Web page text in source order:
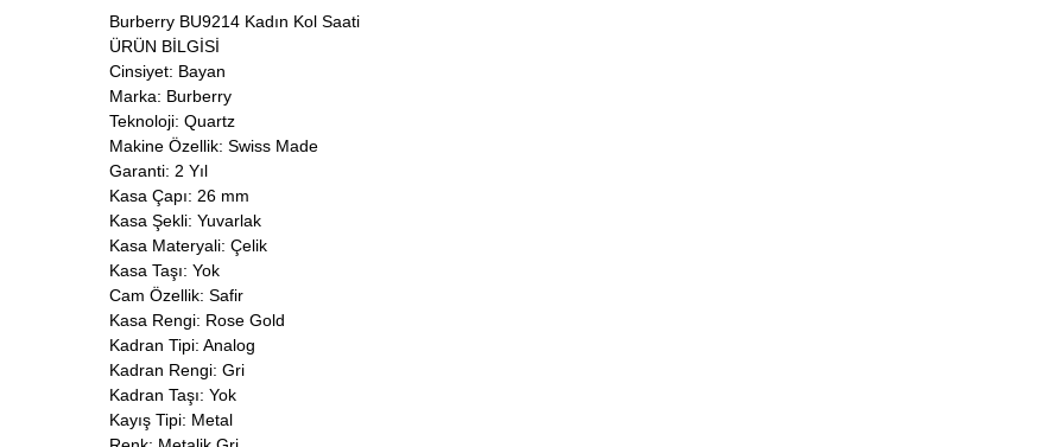
Burberry BU9214 Kadın Kol Saati
ÜRÜN BİLGİSİ
Cinsiyet: Bayan
Marka: Burberry
Teknoloji: Quartz
Makine Özellik: Swiss Made
Garanti: 2 Yıl
Kasa Çapı: 26 mm
Kasa Şekli: Yuvarlak
Kasa Materyali: Çelik
Kasa Taşı: Yok
Cam Özellik: Safir
Kasa Rengi: Rose Gold
Kadran Tipi: Analog
Kadran Rengi: Gri
Kadran Taşı: Yok
Kayış Tipi: Metal